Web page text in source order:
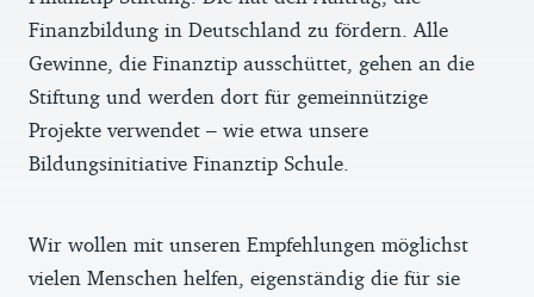
Finanzbildung in Deutschland zu fördern. Alle
Gewinne, die Finanztip ausschüttet, gehen an die
Stiftung und werden dort für gemeinnützige
Projekte verwendet – wie etwa unsere
Bildungsinitiative Finanztip Schule.
Wir wollen mit unseren Empfehlungen möglichst
vielen Menschen helfen, eigenständig die für sie